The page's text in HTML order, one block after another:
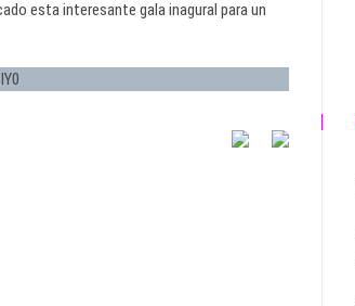
esta interesante gala inagural para un